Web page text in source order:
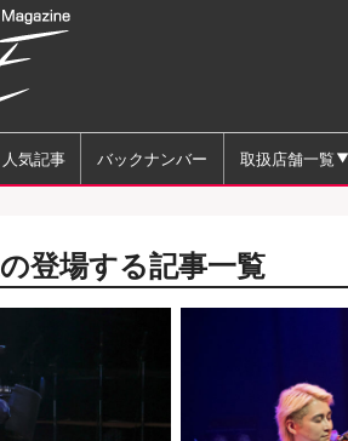
人気記事 バックナンバー 取扱店舗一覧
の登場する記事一覧